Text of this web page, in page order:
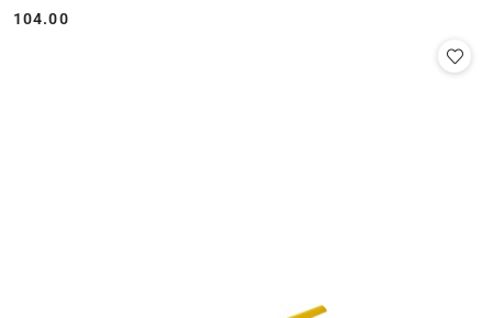
Cena:
104.00